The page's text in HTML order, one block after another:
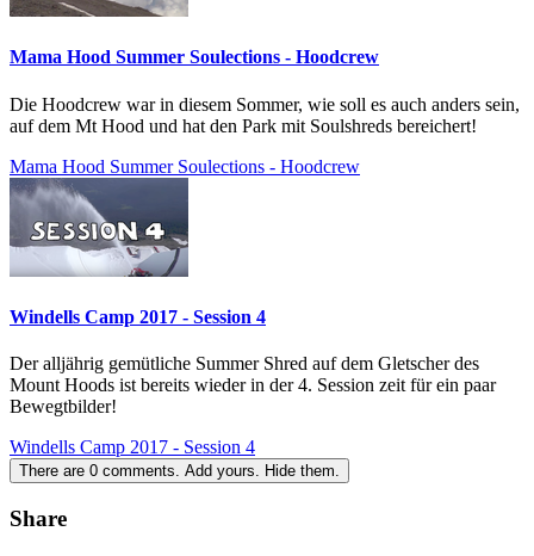
Mama Hood Summer Soulections - Hoodcrew
Die Hoodcrew war in diesem Sommer, wie soll es auch anders sein,
auf dem Mt Hood und hat den Park mit Soulshreds bereichert!
Mama Hood Summer Soulections - Hoodcrew
Windells Camp 2017 - Session 4
Der alljährig gemütliche Summer Shred auf dem Gletscher des
Mount Hoods ist bereits wieder in der 4. Session zeit für ein paar
Bewegtbilder!
Windells Camp 2017 - Session 4
There are 0 comments. Add yours. Hide them.
Share